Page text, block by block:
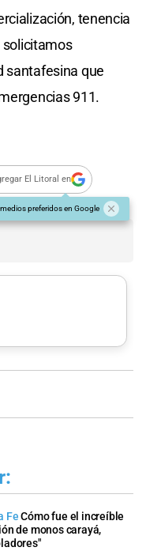
tenencia
solicitamos
santafesina que
911.
El Litoral en
preferidos en Google
Fe Cómo fue el increíble
de monos carayá,